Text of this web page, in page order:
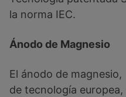
la norma IEC.
Ánodo de Magnesio
El ánodo de magnesio,
de tecnología europea,